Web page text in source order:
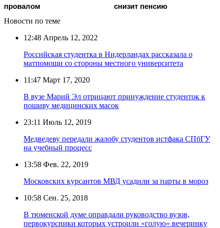
провалом
снизит пенсию
Новости по теме
12:48 Апрель 12, 2022
Российская студентка в Нидерландах рассказала о
матпомощи со стороны местного университета
11:47 Март 17, 2020
В вузе Марий Эл отрицают принуждение студенток к
пошиву медицинских масок
23:11 Июль 12, 2019
Медведеву передали жалобу студентов истфака СПбГУ
на учебный процесс
13:58 Фев. 22, 2019
Московских курсантов МВД усадили за парты в мороз
10:58 Сен. 25, 2018
В тюменской думе оправдали руководство вузов,
первокурсники которых устроили «голую» вечеринку